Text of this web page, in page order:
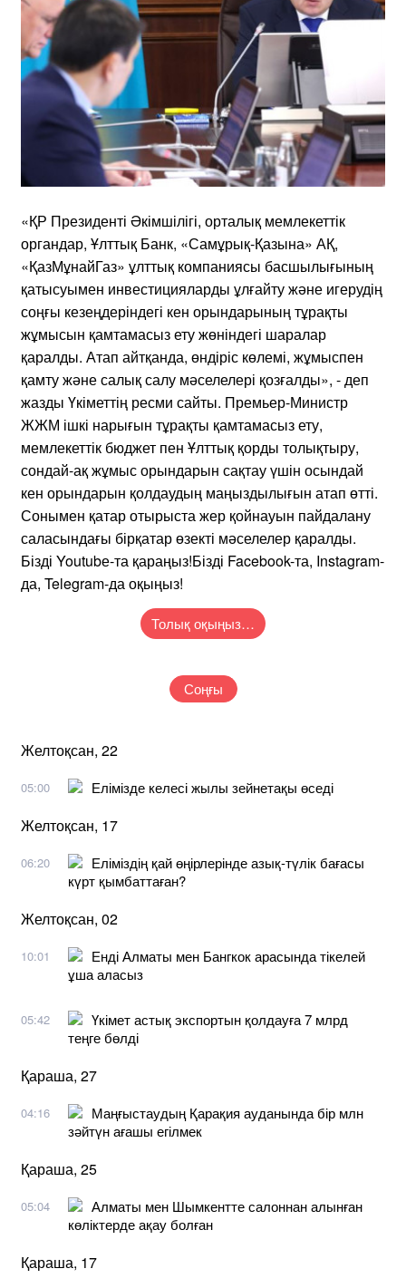
«ҚР Президенті Әкімшілігі, орталық мемлекеттік
органдар, Ұлттық Банк, «Самұрық-Қазына» АҚ,
«ҚазМұнайГаз» ұлттық компаниясы басшылығының
қатысуымен инвестицияларды ұлғайту және игерудің
соңғы кезеңдеріндегі кен орындарының тұрақты
жұмысын қамтамасыз ету жөніндегі шаралар
қаралды. Атап айтқанда, өндіріс көлемі, жұмыспен
қамту және салық салу мәселелері қозғалды», - деп
жазды Үкіметтің ресми сайты. Премьер-Министр
ЖЖМ ішкі нарығын тұрақты қамтамасыз ету,
мемлекеттік бюджет пен Ұлттық қорды толықтыру,
сондай-ақ жұмыс орындарын сақтау үшін осындай
кен орындарын қолдаудың маңыздылығын атап өтті.
Сонымен қатар отырыста жер қойнауын пайдалану
саласындағы бірқатар өзекті мәселелер қаралды.
Бізді Youtubе-та қараңыз!Бізді Facebook-та, Instagram-
да, Telegram-да оқыңыз!
Толық оқыңыз…
Соңғы
Желтоқсан, 22
05:00 Елімізде келесі жылы зейнетақы өседі
Желтоқсан, 17
06:20
Еліміздің қай өңірлерінде азық-түлік бағасы
күрт қымбаттаған?
Желтоқсан, 02
10:01
Енді Алматы мен Бангкок арасында тікелей
ұша аласыз
05:42
Үкімет астық экспортын қолдауға 7 млрд
теңге бөлді
Қараша, 27
04:16
Маңғыстаудың Қарақия ауданында бір млн
зәйтүн ағашы егілмек
Қараша, 25
05:04
Алматы мен Шымкентте салоннан алынған
көліктерде ақау болған
Қараша, 17